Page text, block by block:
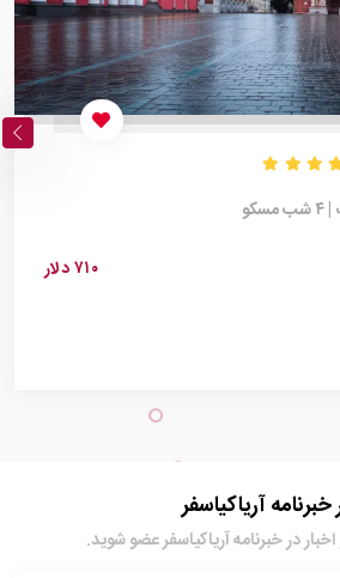
۷۱۰ دلار
آریاکیاسفر
در خبرنامه آریاکیاسفر عضو شوید.